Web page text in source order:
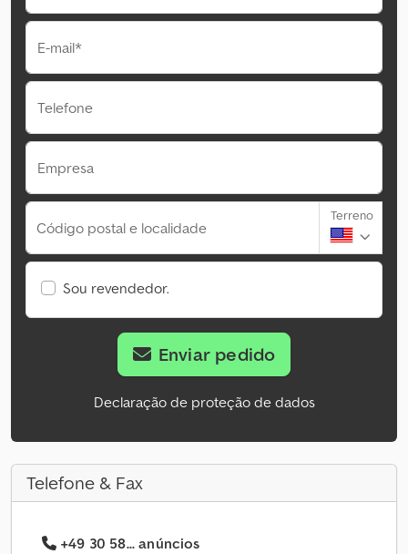
E-mail*
Telefone
Empresa
Código postal e localidade
Terreno
Sou revendedor.
Enviar pedido
Declaração de proteção de dados
Telefone & Fax
+49 30 58... anúncios